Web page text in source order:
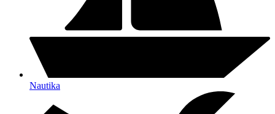
Nautika